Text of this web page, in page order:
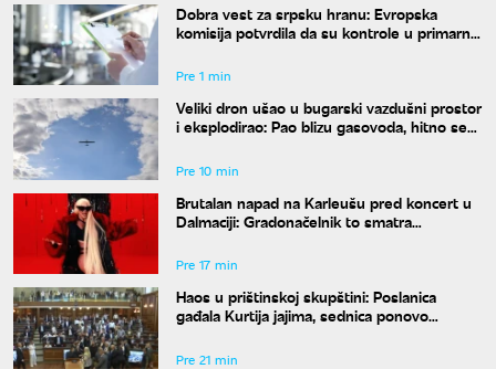
Dobra vest za srpsku hranu: Evropska
komisija potvrdila da su kontrole u primarnoj
Pre 1 min
Veliki dron ušao u bugarski vazdušni prostor
i eksplodirao: Pao blizu gasovoda, hitno se
Pre 10 min
Brutalan napad na Karleušu pred koncert u
Dalmaciji: Gradonačelnik to smatra
Pre 17 min
Haos u prištinskoj skupštini: Poslanica
gađala Kurtija jajima, sednica ponovo
Pre 21 min